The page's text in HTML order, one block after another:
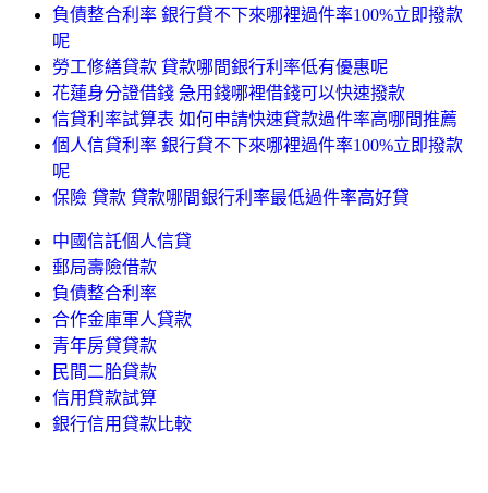
負債整合利率 銀行貸不下來哪裡過件率100%立即撥款
呢
勞工修繕貸款 貸款哪間銀行利率低有優惠呢
花蓮身分證借錢 急用錢哪裡借錢可以快速撥款
信貸利率試算表 如何申請快速貸款過件率高哪間推薦
個人信貸利率 銀行貸不下來哪裡過件率100%立即撥款
呢
保險 貸款 貸款哪間銀行利率最低過件率高好貸
中國信託個人信貸
郵局壽險借款
負債整合利率
合作金庫軍人貸款
青年房貸貸款
民間二胎貸款
信用貸款試算
銀行信用貸款比較